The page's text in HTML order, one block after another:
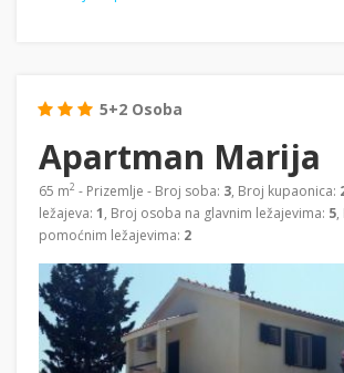
5+2 Osoba
Apartman Marija
65 m2 - Prizemlje - Broj soba: 3, Broj kupaonica:
ležajeva: 1, Broj osoba na glavnim ležajevima: 5
pomoćnim ležajevima: 2